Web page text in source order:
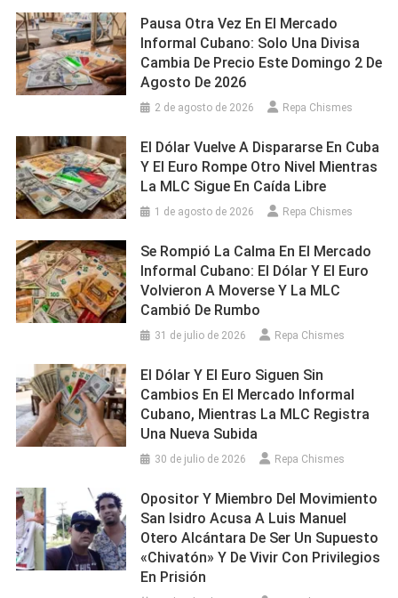
Pausa Otra Vez En El Mercado
Informal Cubano: Solo Una Divisa
Cambia De Precio Este Domingo 2 De
Agosto De 2026
2 de agosto de 2026 Repa Chismes
El Dólar Vuelve A Dispararse En Cuba
Y El Euro Rompe Otro Nivel Mientras
La MLC Sigue En Caída Libre
1 de agosto de 2026 Repa Chismes
Se Rompió La Calma En El Mercado
Informal Cubano: El Dólar Y El Euro
Volvieron A Moverse Y La MLC
Cambió De Rumbo
31 de julio de 2026 Repa Chismes
El Dólar Y El Euro Siguen Sin
Cambios En El Mercado Informal
Cubano, Mientras La MLC Registra
Una Nueva Subida
30 de julio de 2026 Repa Chismes
Opositor Y Miembro Del Movimiento
San Isidro Acusa A Luis Manuel
Otero Alcántara De Ser Un Supuesto
«chivatón» Y De Vivir Con Privilegios
En Prisión